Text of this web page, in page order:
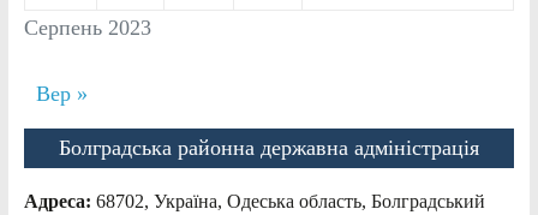
Серпень 2023
Вер »
Болградська районна державна адміністрація
Адреса: 68702, Україна, Одеська область, Болградський